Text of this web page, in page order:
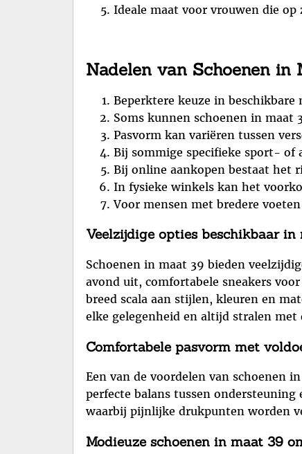
Ideale maat voor vrouwen die
Nadelen van Schoenen
Beperktere keuze in
Soms kunnen schoenen in
Pasvorm kan variëren tussen
Bij sommige specifieke sport- of
Bij online aankopen bestaat het
In fysieke winkels kan het
Voor mensen met bredere
Veelzijdige opties beschikbaar in
Schoenen in maat 39 bieden
avond uit, comfortabele sneakers
breed scala aan stijlen, kleuren en
elke gelegenheid en altijd stralen met
Comfortabele pasvorm met
Een van de voordelen van schoenen
perfecte balans tussen
waarbij pijnlijke drukpunten worden
Modieuze schoenen in maat 39